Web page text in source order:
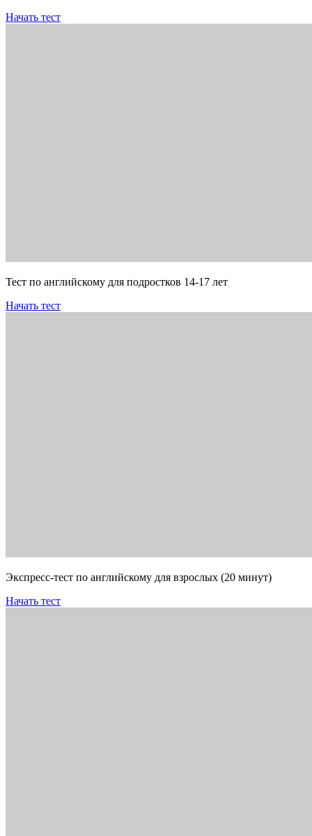
Начать тест
Тест по английскому для подростков 14-17 лет
Начать тест
Экспресс-тест по английскому для взрослых (20 минут)
Начать тест